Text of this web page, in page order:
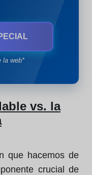
la web*
vs. la
que hacemos de
crucial de